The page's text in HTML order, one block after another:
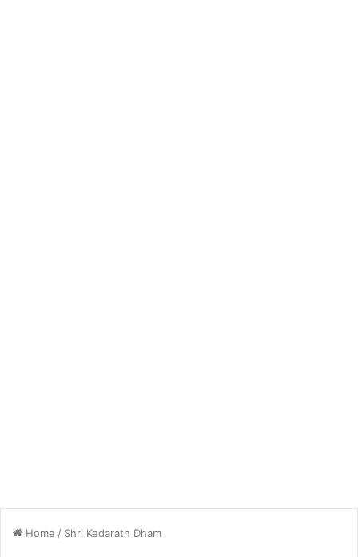
Home / Shri Kedarath Dham